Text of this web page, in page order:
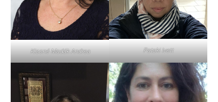
Kissné Madák Andrea Pataki Ivett